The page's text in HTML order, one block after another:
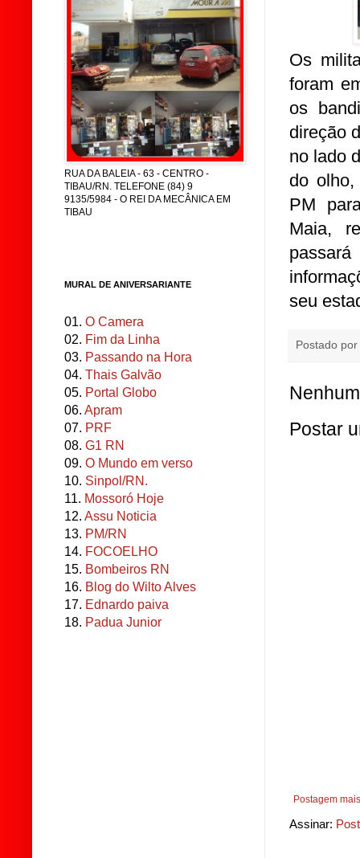
Os
foram
os
direção
no lado
do
PM
Maia,
seu
Postado por
Postar
Postagem
Assinar:
RUA DA BALEIA - 63 - CENTRO -
TIBAU/RN. TELEFONE (84) 9
9135/5984 - O REI DA MECÂNICA EM
TIBAU
MURAL DE ANIVERSARIANTE
01. O Camera
02. Fim da Linha
03. Passando na Hora
04. Thais Galvão
05. Portal Globo
06. Apram
07. PRF
08. G1 RN
09. O Mundo em verso
10. Sinpol/RN.
11. Mossoró Hoje
12. Assu Noticia
13. PM/RN
14. FOCOELHO
15. Bombeiros RN
16. Blog do Wilto Alves
17. Ednardo paiva
18. Padua Junior